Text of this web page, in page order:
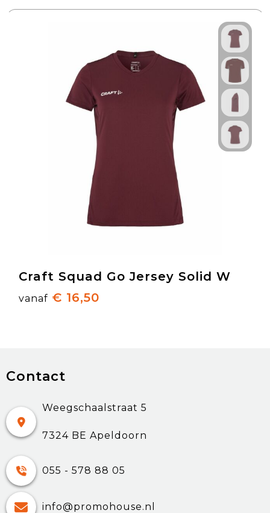
Craft Squad Go Jersey Solid W
vanaf € 16,50
Contact
Weegschaalstraat 5
7324 BE Apeldoorn
055 - 578 88 05
info@promohouse.nl